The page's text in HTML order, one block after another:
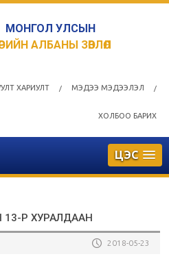
МОНГОЛ УЛСЫН
АЛБАНЫ ЗӨВЛӨЛ
ХАРИУЛТ / МЭДЭЭ МЭДЭЭЛЭЛ /
ХОЛБОО БАРИХ
ЦЭС
13-Р ХУРАЛДААН
2018-05-23